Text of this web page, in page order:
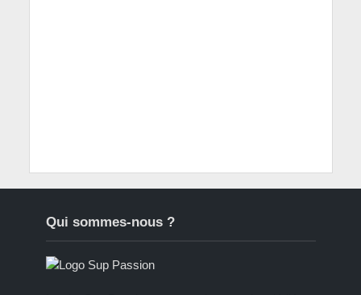
Qui sommes-nous ?